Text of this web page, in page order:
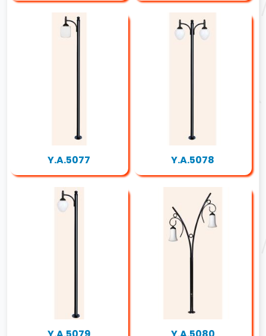
Y.A.5077 Y.A.5078